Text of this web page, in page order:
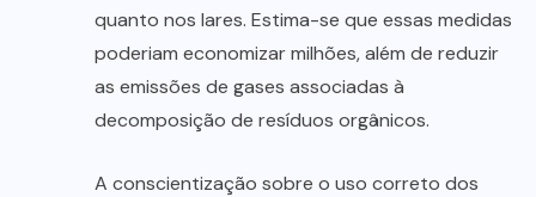
quanto nos lares. Estima-se que essas medidas
poderiam economizar milhões, além de reduzir
as emissões de gases associadas à
decomposição de resíduos orgânicos.
A conscientização sobre o uso correto dos